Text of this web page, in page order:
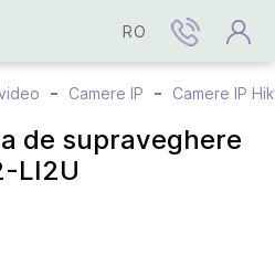
RO
Camere IP Camere IP
de supraveghere
LI2U